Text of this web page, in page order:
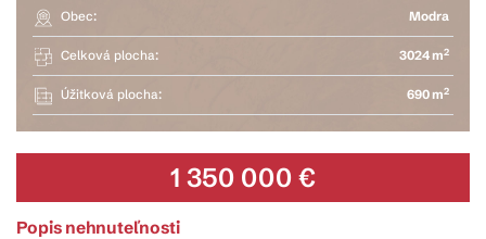
Obec: Modra
Celková plocha: 3024 m2
Úžitková plocha: 690 m2
1 350 000 €
Popis nehnuteľnosti